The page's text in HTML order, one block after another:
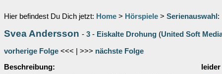
Hier befindest Du Dich jetzt: Home > Hörspiele > Serienauswahl :
Svea Andersson - 3 - Eiskalte Drohung (United Soft
vorherige Folge <<< | >>> nächste Folge
Beschreibung: